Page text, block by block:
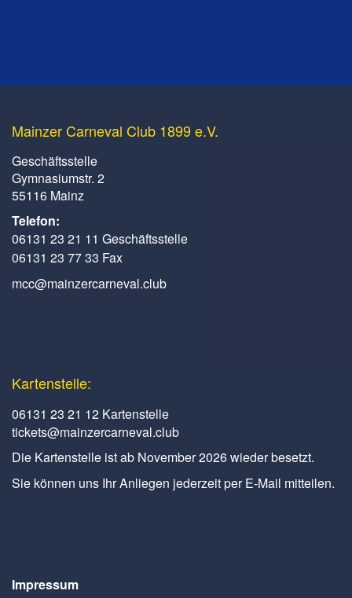
Mainzer Carneval Club 1899 e.V.
Geschäftsstelle
Gymnasiumstr. 2
55116 Mainz
Telefon:
06131 23 21 11 Geschäftsstelle
06131 23 77 33 Fax
mcc@mainzercarneval.club
Kartenstelle:
06131 23 21 12 Kartenstelle
tickets@mainzercarneval.club
Die Kartenstelle ist ab November 2026 wieder besetzt.
Sie können uns Ihr Anliegen jederzeit per E-Mail mitteilen.
Impressum